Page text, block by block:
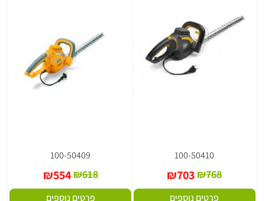
100-50410
₪768
₪703
פרטים נוספים
100-50409
₪618
₪554
פרטים נוספים